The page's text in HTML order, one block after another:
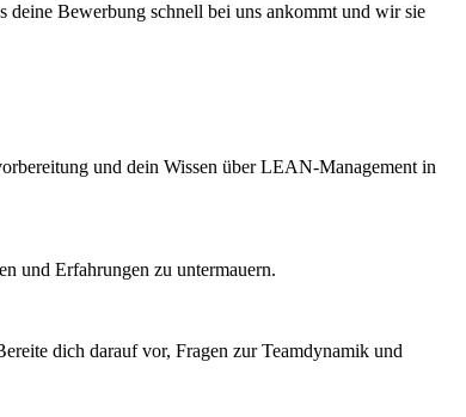
deine Bewerbung schnell bei uns ankommt und wir sie
und dein Wissen über LEAN-Management in
und Erfahrungen zu untermauern.
dich darauf vor, Fragen zur Teamdynamik und